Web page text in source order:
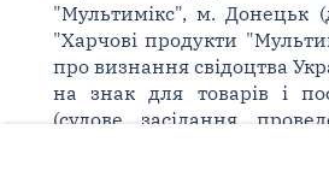
"Мультимікс", м.
"Харчові продукти
про визнання свідоцтва
на знак для товарів і
(судове засідання
представників: ПАТ